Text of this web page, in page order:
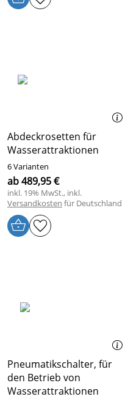
Abdeckrosetten für
Wasserattraktionen
6 Varianten
ab 489,95 €
inkl. 19% MwSt., inkl.
Versandkosten für Deutschland
Pneumatikschalter, für
den Betrieb von
Wasserattraktionen